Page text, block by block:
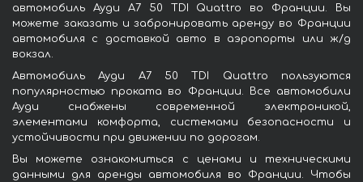
автомобиль Ауди A7 50 TDI Quattro во Франции. Вы
можете заказать и забронировать аренду во Франции
автомобиля с доставкой авто в аэропорты или ж/д
вокзал.
Автомобиль Ауди A7 50 TDI Quattro пользуются
популярностью проката во Франции. Все автомобили
Ауди снабжены современной электроникой,
элементами комфорта, системами безопасности и
устойчивости при движении по дорогам.
Вы можете ознакомиться с ценами и техническими
данными для аренды автомобиля во Франции. Чтобы